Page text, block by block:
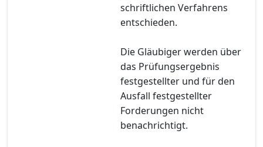
schriftlichen Verfahrens
entschieden.
Die Gläubiger werden über
das Prüfungsergebnis
festgestellter und für den
Ausfall festgestellter
Forderungen nicht
benachrichtigt.